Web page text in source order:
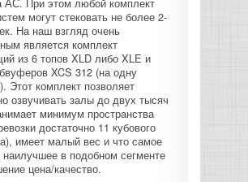
могут стековать не более 2-
На наш взгляд очень
является комплект
из 6 топов XLD либо XLE и
XCS 312 (на одну
Этот комплект позволяет
озвучивать залы до двух тысяч
минимум пространства
достаточно 11 кубового
имеет малый вес и что самое
в подобном сегменте
цена/качество.